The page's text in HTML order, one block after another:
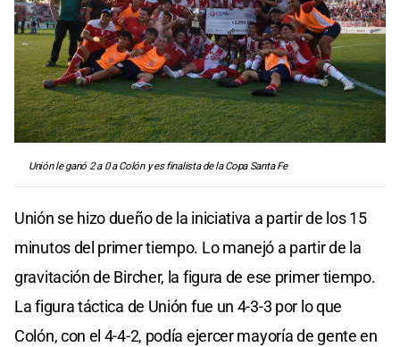
Unión le ganó 2 a 0 a Colón y es finalista de la Copa Santa Fe
Unión se hizo dueño de la iniciativa a partir de los 15
minutos del primer tiempo. Lo manejó a partir de la
gravitación de Bircher, la figura de ese primer tiempo.
La figura táctica de Unión fue un 4-3-3 por lo que
Colón, con el 4-4-2, podía ejercer mayoría de gente en